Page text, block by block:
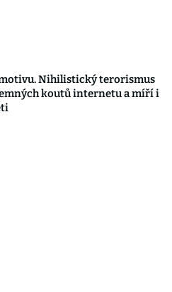
Nihilistický terorismus
koutů internetu a míří i